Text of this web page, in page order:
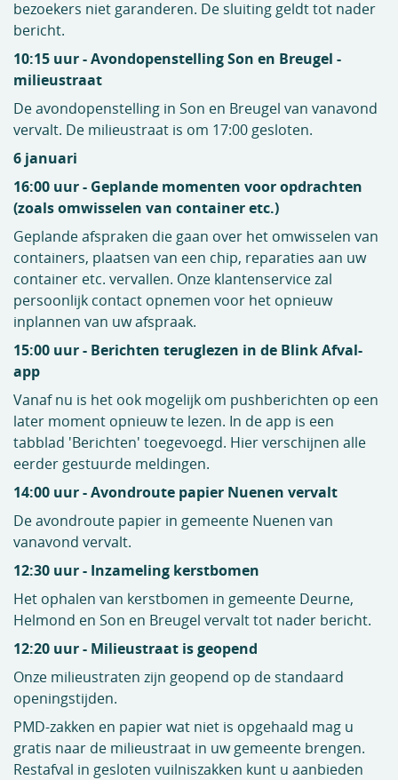
bezoekers niet garanderen. De sluiting geldt tot nader
bericht.
10:15 uur - Avondopenstelling Son en Breugel -
milieustraat
De avondopenstelling in Son en Breugel van vanavond
vervalt. De milieustraat is om 17:00 gesloten.
6 januari
16:00 uur - Geplande momenten voor opdrachten
(zoals omwisselen van container etc.)
Geplande afspraken die gaan over het omwisselen van
containers, plaatsen van een chip, reparaties aan uw
container etc. vervallen. Onze klantenservice zal
persoonlijk contact opnemen voor het opnieuw
inplannen van uw afspraak.
15:00 uur - Berichten teruglezen in de Blink Afval-
app
Vanaf nu is het ook mogelijk om pushberichten op een
later moment opnieuw te lezen. In de app is een
tabblad 'Berichten' toegevoegd. Hier verschijnen alle
eerder gestuurde meldingen.
14:00 uur - Avondroute papier Nuenen vervalt
De avondroute papier in gemeente Nuenen van
vanavond vervalt.
12:30 uur - Inzameling kerstbomen
Het ophalen van kerstbomen in gemeente Deurne,
Helmond en Son en Breugel vervalt tot nader bericht.
12:20 uur - Milieustraat is geopend
Onze milieustraten zijn geopend op de standaard
openingstijden.
PMD-zakken en papier wat niet is opgehaald mag u
gratis naar de milieustraat in uw gemeente brengen.
Restafval in gesloten vuilniszakken kunt u aanbieden